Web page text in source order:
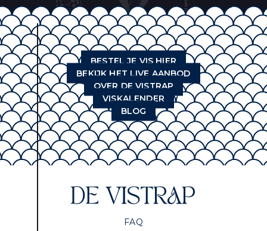
BESTEL JE VIS HIER
BEKIJK HET LIVE AANBOD
OVER DE VISTRAP
VISKALENDER
BLOG
FAQ